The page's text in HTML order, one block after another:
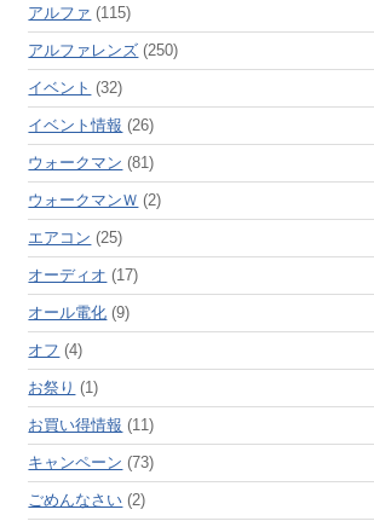
アルファ (115)
アルファレンズ (250)
イベント (32)
イベント情報 (26)
ウォークマン (81)
ウォークマンＷ (2)
エアコン (25)
オーディオ (17)
オール電化 (9)
オフ (4)
お祭り (1)
お買い得情報 (11)
キャンペーン (73)
ごめんなさい (2)